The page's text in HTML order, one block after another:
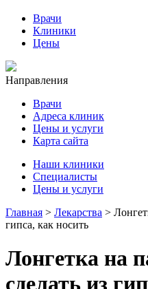
Врачи
Клиники
Цены
Направления
Врачи
Адреса клиник
Цены и услуги
Карта сайта
Наши клиники
Специалисты
Цены и услуги
Главная > Лекарства >
гипса, как носить
Лонгетка на
сделать из